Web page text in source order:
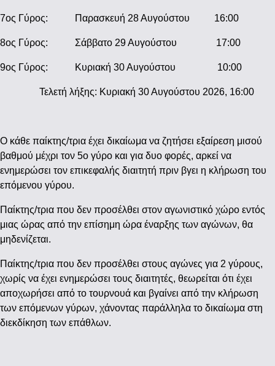
7ος Γύρος: Παρασκευή 28 Αυγούστου 16:00
8ος Γύρος: Σάββατο 29 Αυγούστου 17:00
9ος Γύρος: Κυριακή 30 Αυγούστου 10:00
Τελετή λήξης: Κυριακή 30 Αυγούστου 2026, 16:00
Ο κάθε παίκτης/τρια έχει δικαίωμα να ζητήσει εξαίρεση μισού
βαθμού μέχρι τον 5ο γύρο και για δυο φορές, αρκεί να
ενημερώσει τον επικεφαλής διαιτητή πριν βγει η κλήρωση του
επόμενου γύρου.
Παίκτης/τρια που δεν προσέλθει στον αγωνιστικό χώρο εντός
μιας ώρας από την επίσημη ώρα έναρξης των αγώνων, θα
μηδενίζεται.
Παίκτης/τρια που δεν προσέλθει στους αγώνες για 2 γύρους,
χωρίς να έχει ενημερώσει τους διαιτητές, θεωρείται ότι έχει
αποχωρήσει από το τουρνουά και βγαίνει από την κλήρωση
των επόμενων γύρων, χάνοντας παράλληλα το δικαίωμα στη
διεκδίκηση των επάθλων.